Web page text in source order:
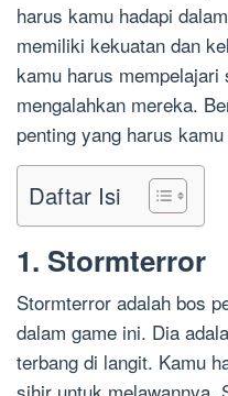
harus kamu hadapi
memiliki kekuatan dan
kamu harus
mengalahkan mereka.
penting yang harus
Daftar Isi
1. Stormterror
Stormterror adalah bos
dalam game ini. Dia
terbang di langit. Kamu